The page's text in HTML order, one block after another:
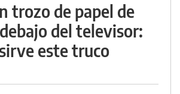
trozo de papel de
del televisor:
este truco